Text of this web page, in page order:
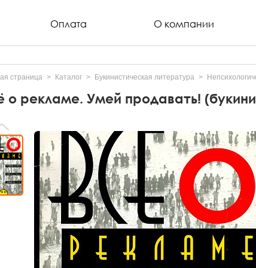
Оплата О компании
страница Каталог Букинистическая литература
о рекламе. Умей продавать!